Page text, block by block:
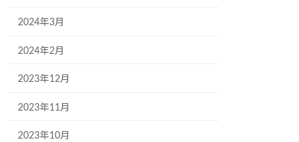
2024年3月
2024年2月
2023年12月
2023年11月
2023年10月